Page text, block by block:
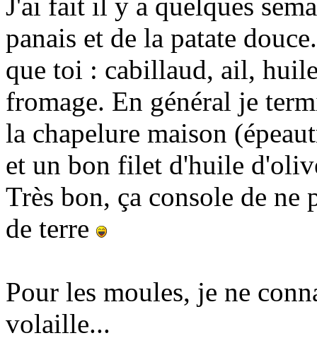
panais et de la patate
que toi : cabillaud, ail,
fromage. En général je
la chapelure maison
et un bon filet d'huile
Très bon, ça console de
de terre
Pour les moules, je ne
volaille...